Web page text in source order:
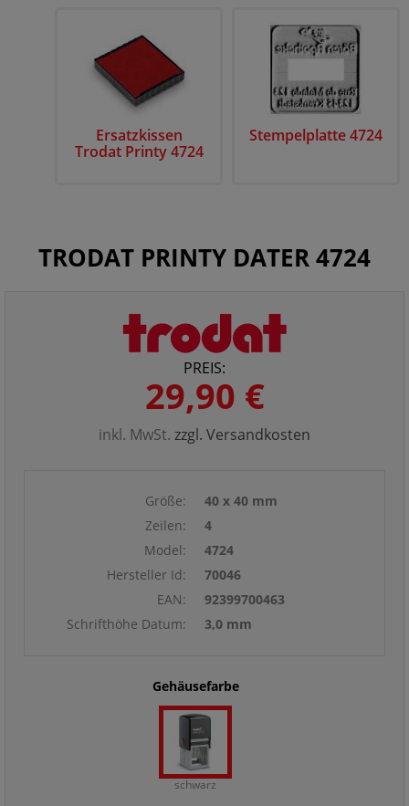
Ersatzkissen
Trodat Printy 4724
Stempelplatte 4724
TRODAT PRINTY DATER 4724
PREIS:
29,90 €
inkl. MwSt. zzgl. Versandkosten
Größe:
40 x 40 mm
Zeilen:
4
Model:
4724
Hersteller Id:
70046
EAN:
92399700463
Schrifthöhe Datum:
3,0 mm
Gehäusefarbe
schwarz